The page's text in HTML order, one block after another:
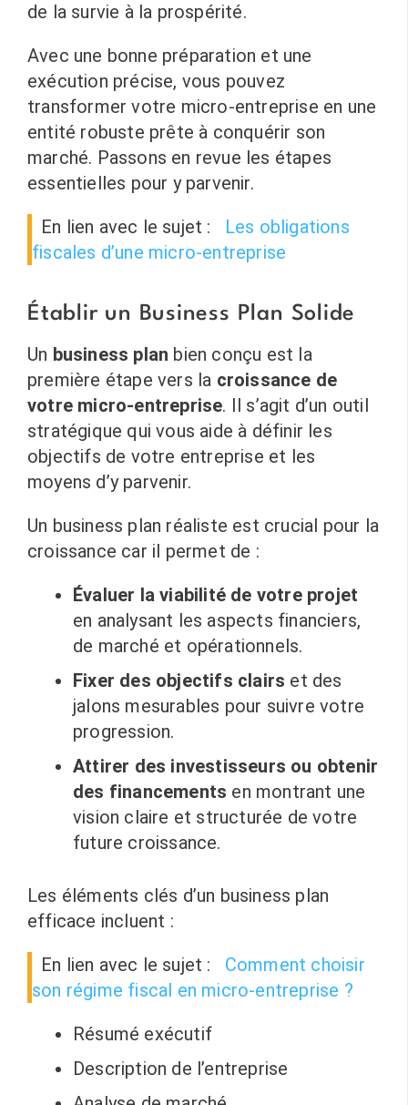
de la survie à la prospérité.
Avec une bonne préparation et une
exécution précise, vous pouvez
transformer votre micro-entreprise en une
entité robuste prête à conquérir son
marché. Passons en revue les étapes
essentielles pour y parvenir.
En lien avec le sujet :
Les obligations
fiscales d’une micro-entreprise
Établir un Business Plan Solide
Un business plan bien conçu est la
première étape vers la croissance de
votre micro-entreprise. Il s’agit d’un outil
stratégique qui vous aide à définir les
objectifs de votre entreprise et les
moyens d’y parvenir.
Un business plan réaliste est crucial pour la
croissance car il permet de :
Évaluer la viabilité de votre projet
en analysant les aspects financiers,
de marché et opérationnels.
Fixer des objectifs clairs et des
jalons mesurables pour suivre votre
progression.
Attirer des investisseurs ou obtenir
des financements en montrant une
vision claire et structurée de votre
future croissance.
Les éléments clés d’un business plan
efficace incluent :
En lien avec le sujet :
Comment choisir
son régime fiscal en micro-entreprise ?
Résumé exécutif
Description de l’entreprise